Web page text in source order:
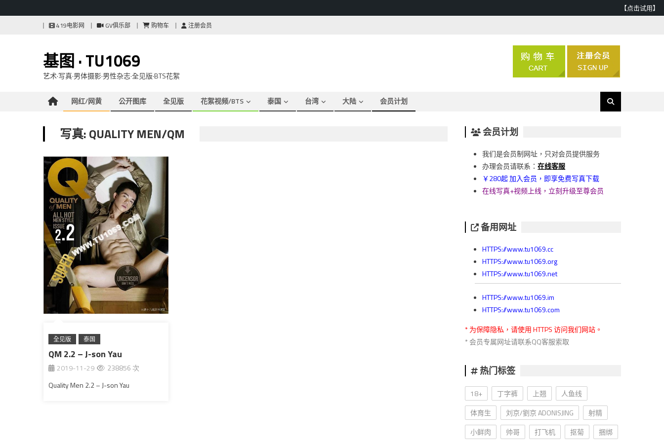
【点击试用】
419电影网 GV俱乐部 购物车 注册会员
基图 · TU1069
艺术·写真·男体摄影·男性杂志·全见版·BTS花絮
网红/网黄 公开图库 全见版 花絮视频/BTS 泰国 台湾 大陆 会员计划
写真: QUALITY MEN/QM
全见版 泰国
QM 2.2 – J-son Yau
2019-11-29
238856 次
Quality Men 2.2 – J-son Yau
会员计划
我们是会员制网址，只对会员提供服务
办理会员请联系：在线客服
￥280起 加入会员，即享免费写真下载
在线写真+视频上线，立刻升级至尊会员
备用网址
HTTPS://www.tu1069.cc
HTTPS://www.tu1069.org
HTTPS://www.tu1069.net
HTTPS://www.tu1069.im
HTTPS://www.tu1069.com
* 为保障隐私，请使用 HTTPS 访问我们网站。
* 会员专属网址请联系QQ客服索取
热门标签
18+ 丁字裤 上翘
人鱼线
体育生
刘京/劉京 ADONISJING
射精
小鲜肉
帅哥 打飞机 抠菊 捆绑